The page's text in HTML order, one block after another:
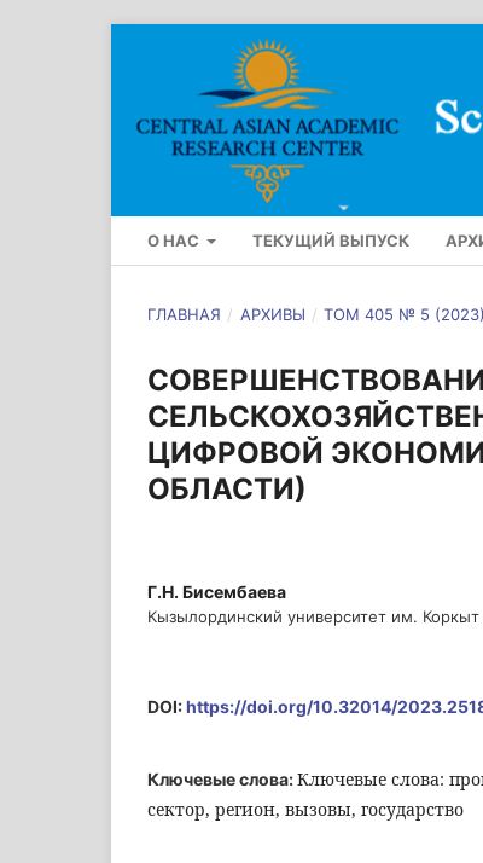
О НАС ТЕКУЩИЙ ВЫПУСК
ГЛАВНАЯ / АРХИВЫ / ТОМ 405 № 5
ЦИФРОВОЙ
ОБЛАСТИ)
Г.Н. Бисембаева
Кызылординский университет им. Коркыт
DOI:https://doi.org/10.32014/
Ключевые слова:Ключевые слова:
сектор, регион, вызовы, государство